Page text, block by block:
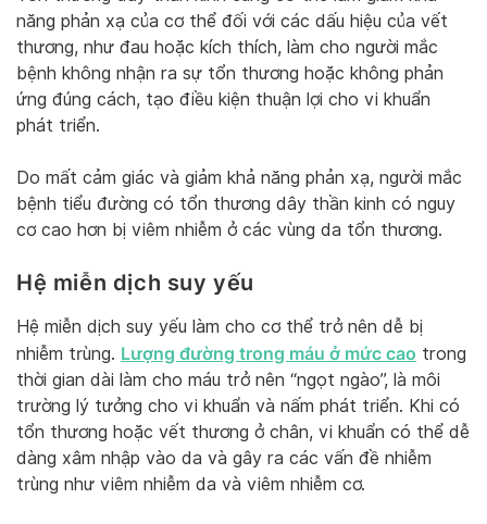
năng phản xạ của cơ thể đối với các dấu hiệu của vết
thương, như đau hoặc kích thích, làm cho người mắc
bệnh không nhận ra sự tổn thương hoặc không phản
ứng đúng cách, tạo điều kiện thuận lợi cho vi khuẩn
phát triển.
Do mất cảm giác và giảm khả năng phản xạ, người mắc
bệnh tiểu đường có tổn thương dây thần kinh có nguy
cơ cao hơn bị viêm nhiễm ở các vùng da tổn thương.
Hệ miễn dịch suy yếu
Hệ miễn dịch suy yếu làm cho cơ thể trở nên dễ bị
nhiễm trùng. Lượng đường trong máu ở mức cao trong
thời gian dài làm cho máu trở nên “ngọt ngào”, là môi
trường lý tưởng cho vi khuẩn và nấm phát triển. Khi có
tổn thương hoặc vết thương ở chân, vi khuẩn có thể dễ
dàng xâm nhập vào da và gây ra các vấn đề nhiễm
trùng như viêm nhiễm da và viêm nhiễm cơ.